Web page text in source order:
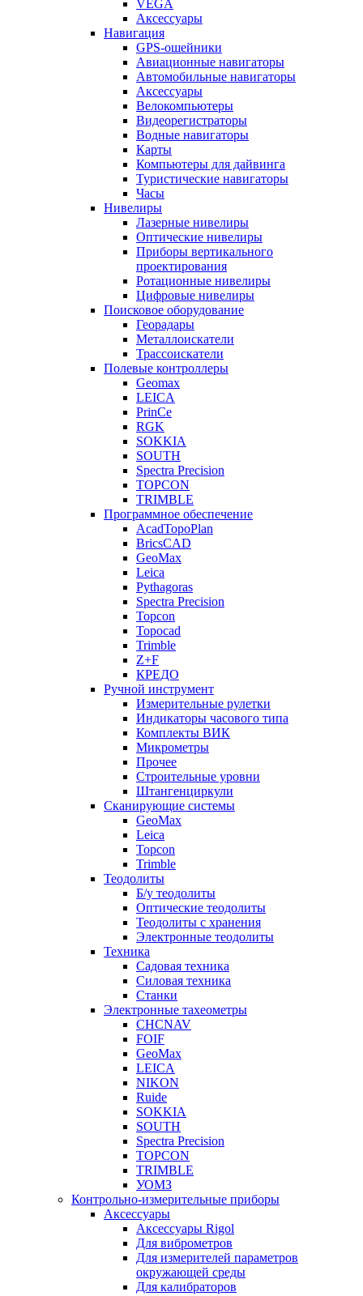
VEGA
Аксессуары
Навигация
GPS-ошейники
Авиационные навигаторы
Автомобильные навигаторы
Аксессуары
Велокомпьютеры
Видеорегистраторы
Водные навигаторы
Карты
Компьютеры для дайвинга
Туристические навигаторы
Часы
Нивелиры
Лазерные нивелиры
Оптические нивелиры
Приборы вертикального
проектирования
Ротационные нивелиры
Цифровые нивелиры
Поисковое оборудование
Георадары
Металлоискатели
Трассоискатели
Полевые контроллеры
Geomax
LEICA
PrinCe
RGK
SOKKIA
SOUTH
Spectra Precision
TOPCON
TRIMBLE
Программное обеспечение
AcadTopoPlan
BricsCAD
GeoMax
Leica
Pythagoras
Spectra Precision
Topcon
Topocad
Trimble
Z+F
КРЕДО
Ручной инструмент
Измерительные рулетки
Индикаторы часового типа
Комплекты ВИК
Микрометры
Прочее
Строительные уровни
Штангенциркули
Сканирующие системы
GeoMax
Leica
Topcon
Trimble
Теодолиты
Б/у теодолиты
Оптические теодолиты
Теодолиты с хранения
Электронные теодолиты
Техника
Садовая техника
Силовая техника
Станки
Электронные тахеометры
CHCNAV
FOIF
GeoMax
LEICA
NIKON
Ruide
SOKKIA
SOUTH
Spectra Precision
TOPCON
TRIMBLE
УОМЗ
Контрольно-измерительные приборы
Аксессуары
Аксессуары Rigol
Для виброметров
Для измерителей параметров
окружающей среды
Для калибраторов